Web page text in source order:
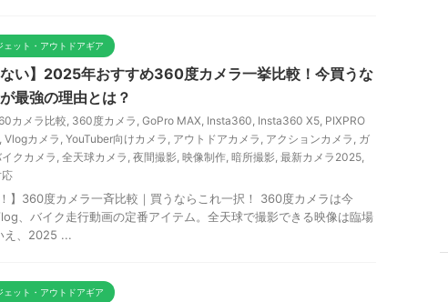
ェット・アウトドアギア
ない】2025年おすすめ360度カメラ一挙比較！今買うな
最強の理由とは？
カメラ比較, 360度カメラ , GoPro MAX, Insta360, Insta360 X5, PIXPRO
, Vlogカメラ , YouTuber向けカメラ , アウトドアカメラ , アクションカメラ , ガ
クカメラ , 全天球カメラ , 夜間撮影, 映像制作, 暗所撮影, 最新カメラ2025,
】360度カメラ一斉比較｜買うならこれ一択！ 360度カメラは今
、バイク走行動画の定番アイテム。全天球で撮影できる映像は臨場
え、2025 ...
ェット・アウトドアギア